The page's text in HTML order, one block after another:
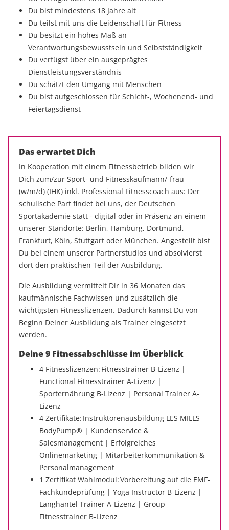
Du bist mindestens 18 Jahre alt
Du teilst mit uns die Leidenschaft für Fitness
Du besitzt ein hohes Maß an
Verantwortungsbewusstsein und Selbstständigkeit
Du verfügst über ein ausgeprägtes
Dienstleistungsverständnis
Du schätzt den Umgang mit Menschen
Du bist aufgeschlossen für Schicht-, Wochenend- und
Feiertagsdienst
Das erwartet Dich
In Kooperation mit einem Fitnessbetrieb bilden wir
Dich zum/zur Sport- und Fitnesskaufmann/-frau
(w/m/d) (IHK) inkl. Professional Fitnesscoach aus: Der
schulische Part findet bei uns, der Deutschen
Sportakademie statt - digital oder in Präsenz an einem
unserer Standorte: Berlin, Hamburg, Dortmund,
Frankfurt, Köln, Stuttgart oder München. Angestellt bist
Du bei einem unserer Partnerstudios und absolvierst
dort den praktischen Teil der Ausbildung.
Die Ausbildung vermittelt Dir in 36 Monaten das
kaufmännische Fachwissen und zusätzlich die
wichtigsten Fitnesslizenzen. Dadurch kannst Du von
Beginn Deiner Ausbildung als Trainer eingesetzt
werden.
Deine 9 Fitnessabschlüsse im Überblick
4 Fitnesslizenzen: Fitnesstrainer B-Lizenz |
Functional Fitnesstrainer A-Lizenz |
Sporternährung B-Lizenz | Personal Trainer A-
Lizenz
4 Zertifikate: Instruktorenausbildung LES MILLS
BodyPump® | Kundenservice &
Salesmanagement | Erfolgreiches
Onlinemarketing | Mitarbeiterkommunikation &
Personalmanagement
1 Zertifikat Wahlmodul: Vorbereitung auf die EMF-
Fachkundeprüfung | Yoga Instructor B-Lizenz |
Langhantel Trainer A-Lizenz | Group
Fitnesstrainer B-Lizenz